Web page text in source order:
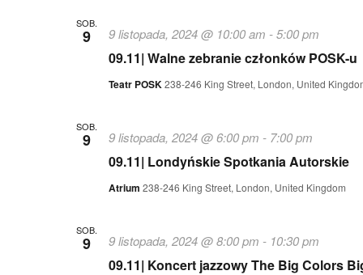
SOB.
9
09.11| Walne zebranie członków POSK-u
9 listopada, 2024 @ 10:00 am -5:00 pm
Teatr POSK238-246 King Street, London, United
SOB.
9
09.11| Londyńskie Spotkania Autorskie
9 listopada, 2024 @ 6:00 pm - 7:00 pm
Atrium 238-246 King Street, London, United Kingdom
SOB.
9
09.11| Koncert jazzowy The Big Colors
9 listopada, 2024 @ 8:00 pm - 10:30 pm